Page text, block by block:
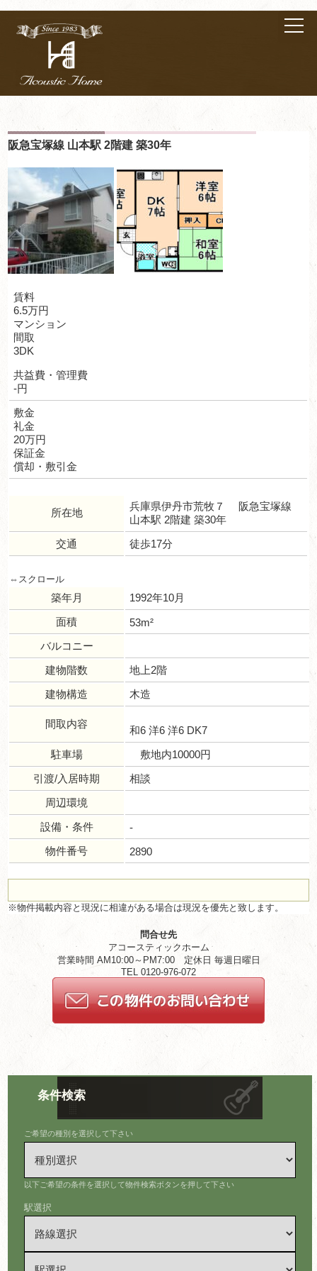
条件検索
ご希望の種別を選択して下さい
以下ご希望の条件を選択して物件検索ボタンを押して下さい
駅選択
阪急宝塚線 山本駅 2階建 築30年
賃料
6.5万円
マンション
間取
3DK
共益費・管理費
-円
敷金
礼金
20万円
保証金
償却・敷引金
所在地
兵庫県伊丹市荒牧７ 阪急宝塚線
山本駅 2階建 築30年
交通
徒歩17分
築年月
1992年10月
面積
53m²
バルコニー
建物階数
地上2階
建物構造
木造
間取内容
和6 洋6 洋6 DK7
駐車場
敷地内10000円
引渡/入居時期
相談
周辺環境
設備・条件
-
物件番号
2890
※物件掲載内容と現況に相違がある場合は現況を優先と致します。
問合せ先
アコースティックホーム
営業時間 AM10:00～PM7:00 定休日 毎週日曜日
TEL 0120-976-072